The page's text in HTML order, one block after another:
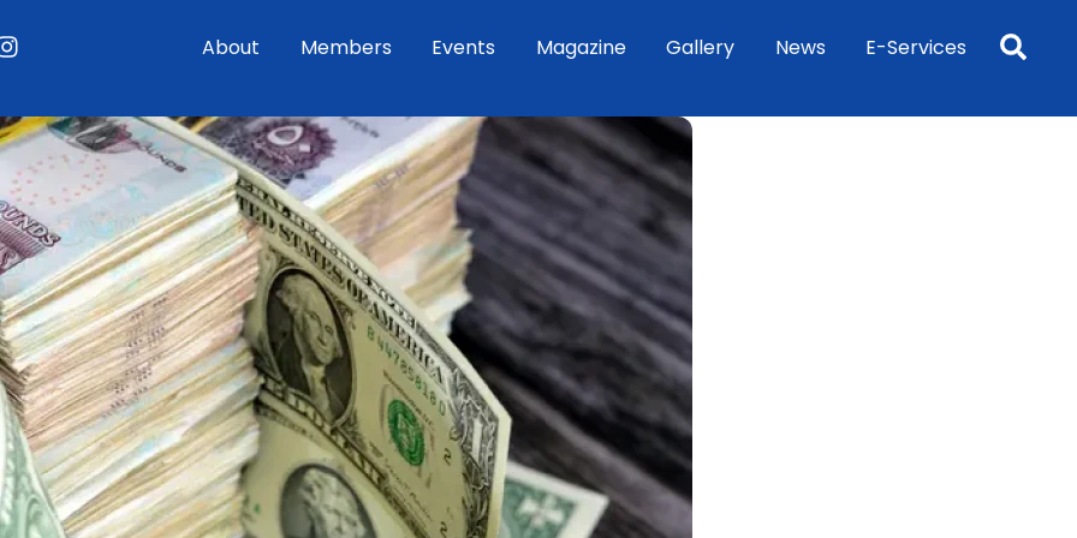
About Members Events Magazine Gallery News E-Services